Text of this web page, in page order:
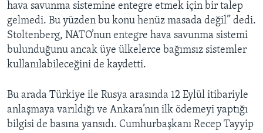
hava savunma sistemine entegre etmek için bir talep
gelmedi. Bu yüzden bu konu henüz masada değil” dedi.
Stoltenberg, NATO’nun entegre hava savunma sistemi
bulunduğunu ancak üye ülkelerce bağımsız sistemler
kullanılabileceğini de kaydetti.
Bu arada Türkiye ile Rusya arasında 12 Eylül itibariyle
anlaşmaya varıldığı ve Ankara’nın ilk ödemeyi yaptığı
bilgisi de basına yansıdı. Cumhurbaşkanı Recep Tayyip